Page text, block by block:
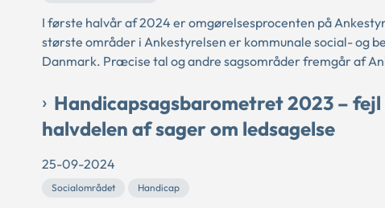
I første halvår af 2024 er omgørelsesprocenten på
største områder i Ankestyrelsen er kommunale social- og
Danmark. Præcise tal og andre sagsområder fremgår af
Handicapsagsbarometret 2023 –
halvdelen af sager om ledsagelse
25-09-2024
Socialområdet Handicap